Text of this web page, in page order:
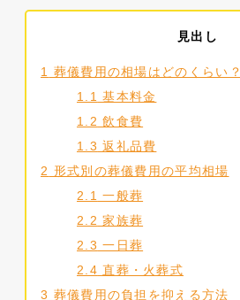
見出し
1
葬儀費用の相場はどのくらい？
1.1 基本料金
1.2 飲食費
1.3 返礼品費
2 形式別の葬儀費用の平均相場
2.1 一般葬
2.2 家族葬
2.3 一日葬
2.4 直葬・火葬式
3 葬儀費用の負担を抑える方法